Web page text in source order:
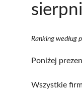
Ranking według
Poniżej
Wszystkie